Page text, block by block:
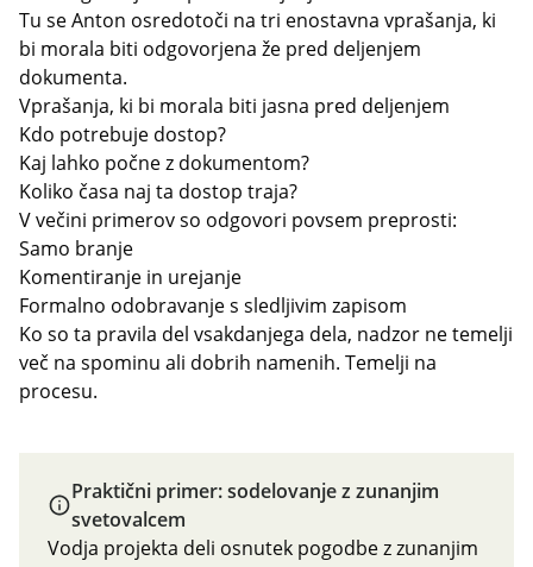
Tu se Anton osredotoči na tri enostavna vprašanja, ki
bi morala biti odgovorjena že pred deljenjem
dokumenta.
Vprašanja, ki bi morala biti jasna pred deljenjem
Kdo potrebuje dostop?
Kaj lahko počne z dokumentom?
Koliko časa naj ta dostop traja?
V večini primerov so odgovori povsem preprosti:
Samo branje
Komentiranje in urejanje
Formalno odobravanje s sledljivim zapisom
Ko so ta pravila del vsakdanjega dela, nadzor ne temelji
več na spominu ali dobrih namenih. Temelji na
procesu.
Praktični primer: sodelovanje z zunanjim
svetovalcem
Vodja projekta deli osnutek pogodbe z zunanjim